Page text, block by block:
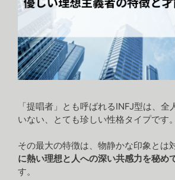
「提唱者」とも呼ばれるINFJ型は、全
いない、とても珍しい性格タイプです。
その最大の特徴は、物静かな印象とは
に熱い理想と人への深い共感力を秘め
す。